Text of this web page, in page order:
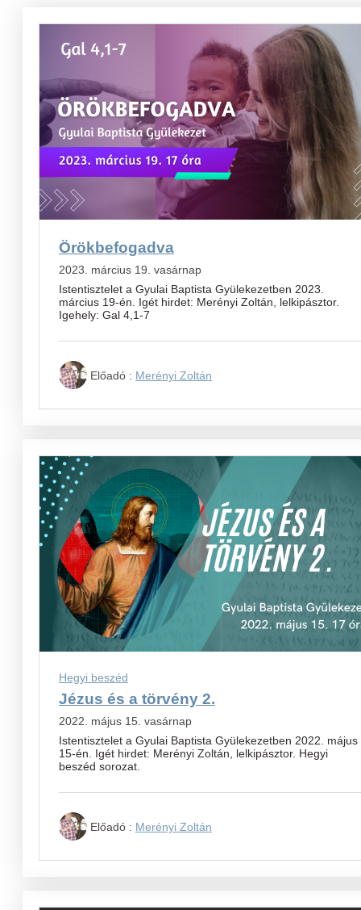
Örökbefogadva
2023. március 19. vasárnap
Istentisztelet a Gyulai Baptista Gyülekezetben 2023.
március 19-én. Igét hirdet: Merényi Zoltán, lelkipásztor.
Igehely: Gal 4,1-7
Előadó : Merényi Zoltán
Hegyi beszéd
Jézus és a törvény 2.
2022. május 15. vasárnap
Istentisztelet a Gyulai Baptista Gyülekezetben 2022. május
15-én. Igét hirdet: Merényi Zoltán, lelkipásztor. Hegyi
beszéd sorozat.
Előadó : Merényi Zoltán